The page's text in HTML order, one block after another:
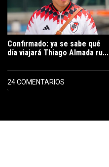
Confirmado: ya se sabe qué
día viajará Thiago Almada ru...
24 COMENTARIOS